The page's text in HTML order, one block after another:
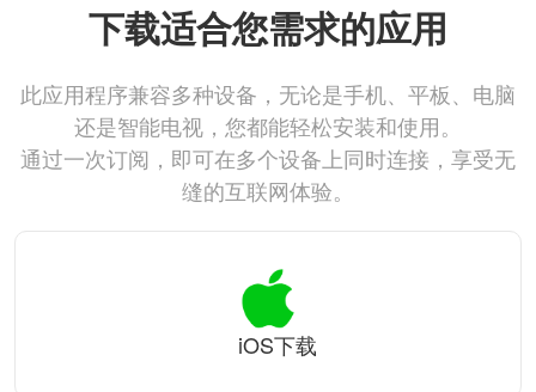
下载适合您需求的应用
此应用程序兼容多种设备，无论是手机、平板、电脑
还是智能电视，您都能轻松安装和使用。
通过一次订阅，即可在多个设备上同时连接，享受无
缝的互联网体验。
iOS下载